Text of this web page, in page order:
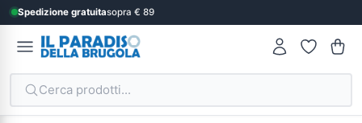
Spedizione gratuitasopra € 89
Cerca prodotti...